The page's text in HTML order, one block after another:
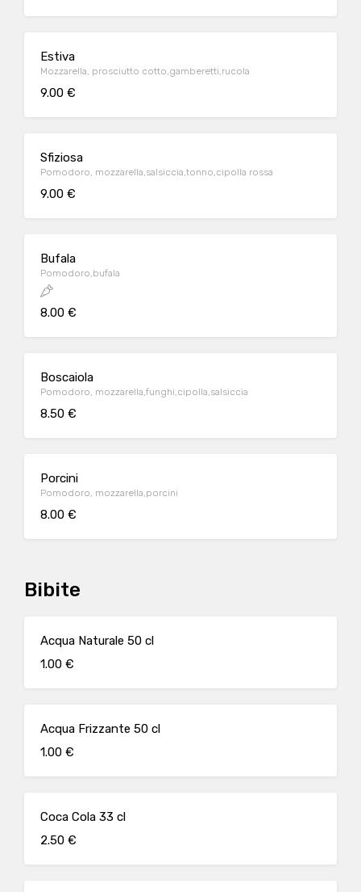
Estiva
Mozzarella, prosciutto cotto,gamberetti,rucola
9.00 €
Sfiziosa
Pomodoro, mozzarella,salsiccia,tonno,cipolla rossa
9.00 €
Bufala
Pomodoro,bufala
8.00 €
Boscaiola
Pomodoro, mozzarella,funghi,cipolla,salsiccia
8.50 €
Porcini
Pomodoro, mozzarella,porcini
8.00 €
Bibite
Acqua Naturale 50 cl
1.00 €
Acqua Frizzante 50 cl
1.00 €
Coca Cola 33 cl
2.50 €